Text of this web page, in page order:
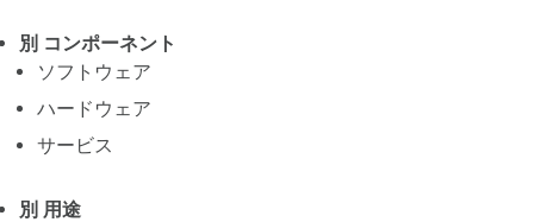
別 コンポーネント
ソフトウェア
ハードウェア
サービス
別 用途